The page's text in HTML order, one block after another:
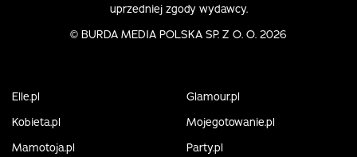
uprzedniej zgody wydawcy.
© BURDA MEDIA POLSKA SP. Z O. O. 2026
Elle.pl
Glamour.pl
Kobieta.pl
Mojegotowanie.pl
Mamotoja.pl
Party.pl